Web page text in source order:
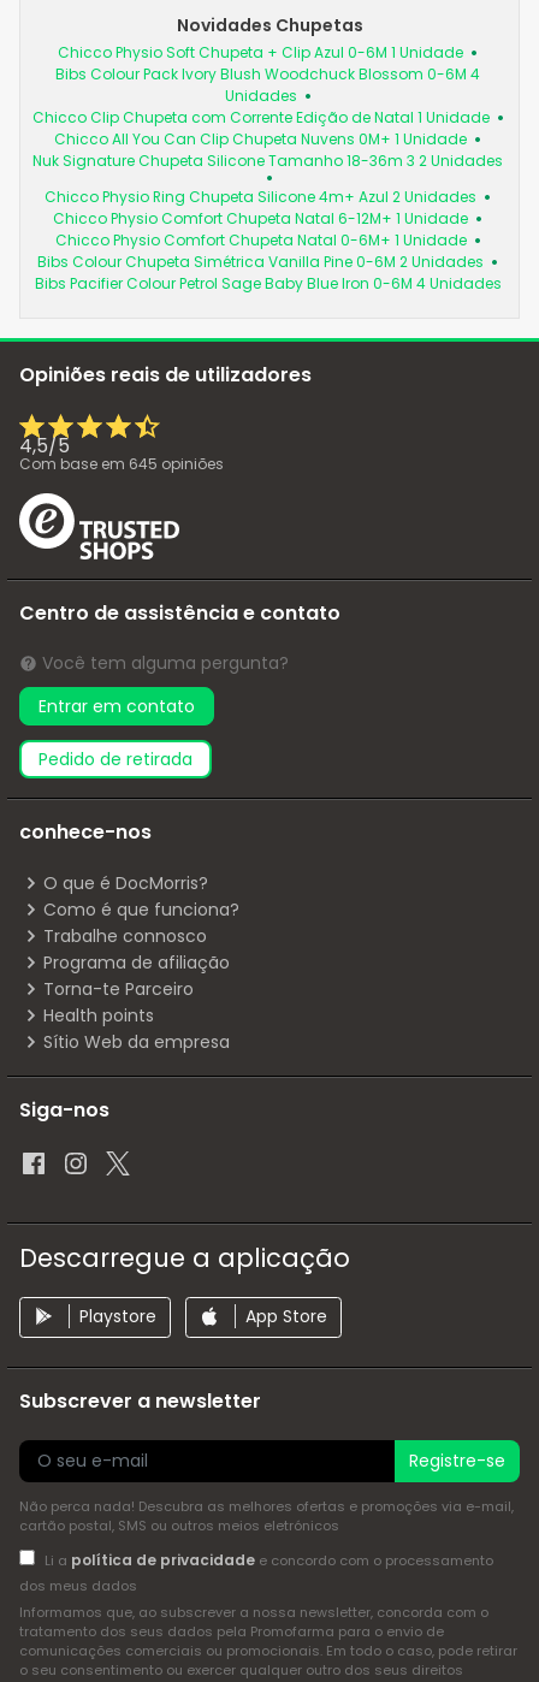
Novidades Chupetas
Chicco Physio Soft Chupeta + Clip Azul 0-6M 1 Unidade
Bibs Colour Pack Ivory Blush Woodchuck Blossom 0-6M 4
Unidades
Chicco Clip Chupeta com Corrente Edição de Natal 1 Unidade
Chicco All You Can Clip Chupeta Nuvens 0M+ 1 Unidade
Nuk Signature Chupeta Silicone Tamanho 18-36m 3 2 Unidades
Chicco Physio Ring Chupeta Silicone 4m+ Azul 2 Unidades
Chicco Physio Comfort Chupeta Natal 6-12M+ 1 Unidade
Chicco Physio Comfort Chupeta Natal 0-6M+ 1 Unidade
Bibs Colour Chupeta Simétrica Vanilla Pine 0-6M 2 Unidades
Bibs Pacifier Colour Petrol Sage Baby Blue Iron 0-6M 4 Unidades
Opiniões reais de utilizadores
4,5/5
Com base em 645 opiniões
Centro de assistência e contato
Você tem alguma pergunta?
Entrar em contato
pedido de retirada
conhece-nos
O que é DocMorris?
Como é que funciona?
Trabalhe connosco
Programa de afiliação
Torna-te Parceiro
Health points
Sítio Web da empresa
Siga-nos
Descarregue a aplicação
Playstore App Store
Subscrever a newsletter
Registre-se
Não perca nada! Descubra as melhores ofertas e promoções via e-mail,
cartão postal, SMS ou outros meios eletrónicos
Li a política de privacidadee concordo com o processamento
dos meus dados
Informamos que, ao subscrever a nossa newsletter, concorda com o
tratamento dos seus dados pela Promofarma para o envio de
comunicações comerciais ou promocionais. Em todo o caso, pode retirar
o seu consentimento ou exercer qualquer outro dos seus direitos